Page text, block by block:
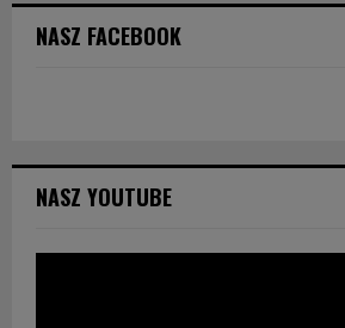
NASZ FACEBOOK
NASZ YOUTUBE